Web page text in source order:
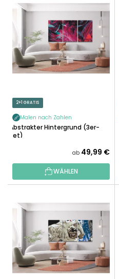
K
O
R
T
R
U
N
D
R
R
O
D
U
T
2+1 GRATIS
Malen nach Zahlen
Abstrakter Hintergrund (3er-
Set)
ab 49,99 €
WÄHLEN